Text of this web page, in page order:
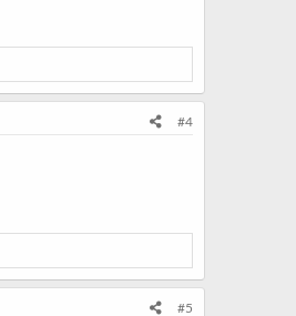
#4
#5